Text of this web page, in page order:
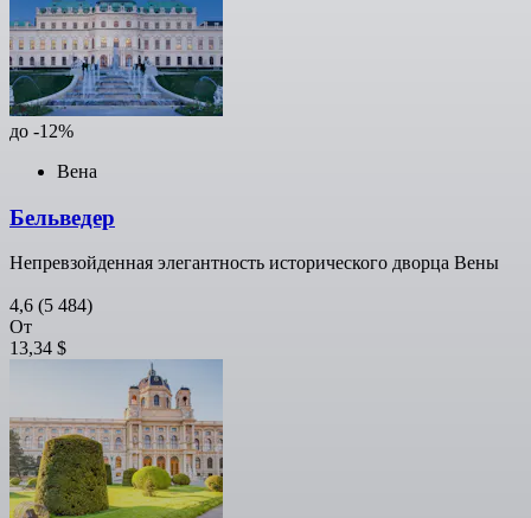
до -12%
Вена
Бельведер
Непревзойденная элегантность исторического дворца Вены
4,6 (5 484)
От
13,34 $